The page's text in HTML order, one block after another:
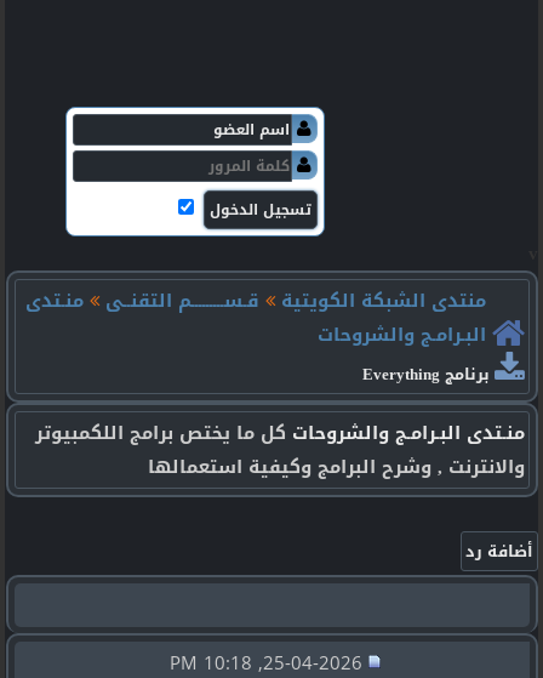
منتدى الشبكة الكويتية
قـســـــــــم التقنــى
منـتدى
البـرامـج والشروحات
برنامج Everything
منـتدى البـرامـج والشروحات كل ما يختص برامج اللكمبيوتر
والانترنت , وشرح البرامج وكيفية استعمالها